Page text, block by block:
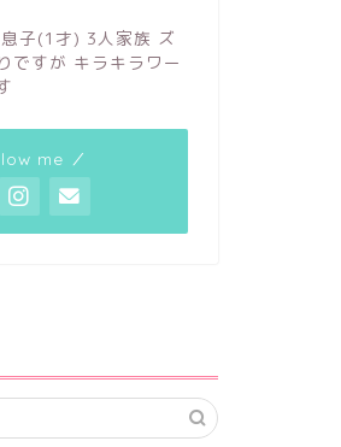
子(1才) 3人家族 ズ
ですが キラキラワー
me ／